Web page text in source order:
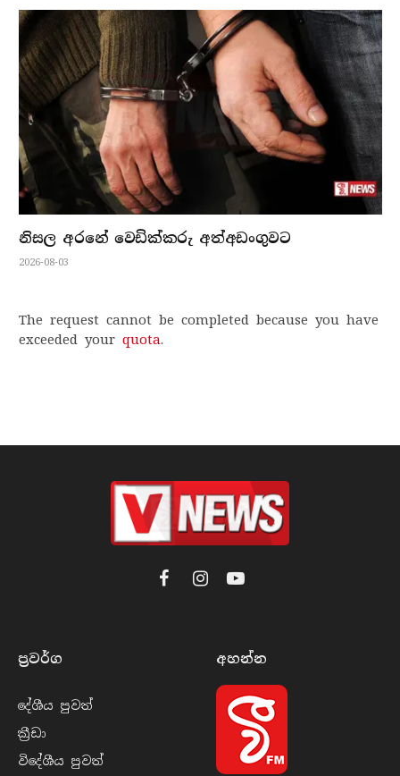
නිසල අරනේ වෙඩික්කරු අත්අඩංගුවට
2026-08-03
The request cannot be completed because you have
exceeded your quota.
FacebookInstagramYouTube
ප්‍රවර්​ග
දේශීය පුව​ත්
ක්‍රී​ඩා
විදේශීය පුව​ත්
අහන්​න